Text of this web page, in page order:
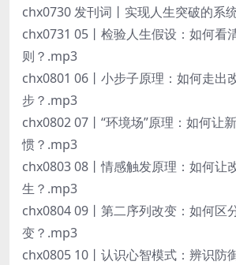
chx0730 发刊词丨实现人生突破的系
chx0731 05丨检验人生假设：如何看
则？.mp3
chx0801 06丨小步子原理：如何走出
步？.mp3
chx0802 07丨“环境场”原理：如何让
惯？.mp3
chx0803 08丨情感触发原理：如何让
生？.mp3
chx0804 09丨第二序列改变：如何区
变？.mp3
chx0805 10丨认识心智模式：辨识防